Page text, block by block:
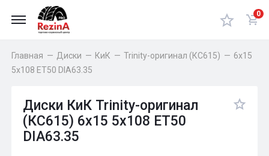
0
Главная — Диски — КиК — Trinity-оригинал (КС615) — 6x15
5x108 ET50 DIA63.35
Диски КиК Trinity-оригинал
(КС615) 6x15 5x108 ET50
DIA63.35